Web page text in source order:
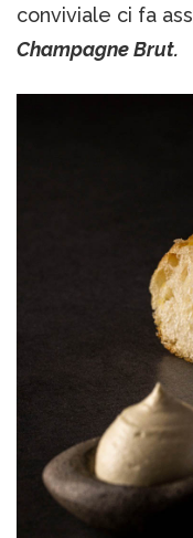
conviviale ci fa
Champagne Brut.